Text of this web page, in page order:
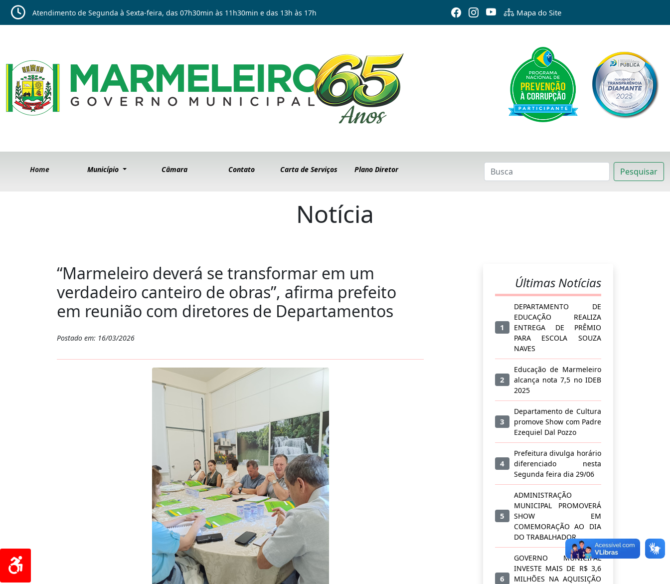
Atendimento de Segunda à Sexta-feira, das 07h30min às 11h30min e das 13h às 17h Mapa do Site
Home Município Câmara Contato Carta de Serviços Plano Diretor Pesquisar
Notícia
“Marmeleiro deverá se transformar em um
verdadeiro canteiro de obras”, afirma prefeito
em reunião com diretores de Departamentos
Postado em: 16/03/2026
Últimas Notícias
1
DEPARTAMENTO DE
EDUCAÇÃO REALIZA
ENTREGA DE PRÊMIO
PARA ESCOLA SOUZA
NAVES
2
Educação de Marmeleiro
alcança nota 7,5 no IDEB
2025
3
Departamento de Cultura
promove Show com Padre
Ezequiel Dal Pozzo
4
Prefeitura divulga horário
diferenciado nesta
Segunda feira dia 29/06
5
ADMINISTRAÇÃO
MUNICIPAL PROMOVERÁ
SHOW EM
COMEMORAÇÃO AO DIA
DO TRABALHADOR
6
GOVERNO MUNICIPAL
INVESTE MAIS DE R$ 3,6
MILHÕES NA AQUISIÇÃO